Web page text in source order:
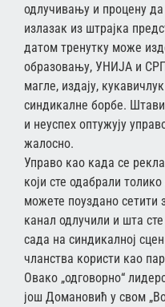
одлучивању и процену
излазак из штрајка
датом тренутку може
образовању, УНИЈА и
магле, издају,
синдикалне борбе.
и неуспех оптужују
жалосно.
Управо као када се
који сте одабрали
можете поуздано сетити
канал одлучили и шта
сада на синдикалној
чланства користи као
Овако „одговорно“
још Домановић у свом